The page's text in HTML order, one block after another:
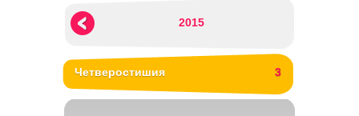
2015
Четверостишия 3